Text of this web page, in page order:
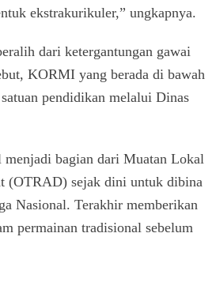
ekstrakurikuler,” ungkapnya.
dari ketergantungan gawai
KORMI yang berada di bawah
pendidikan melalui Dinas
bagian dari Muatan Lokal
(OTRAD) sejak dini untuk dibina
Nasional. Terakhir memberikan
permainan tradisional sebelum